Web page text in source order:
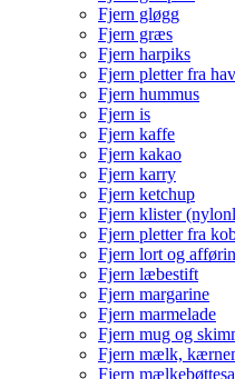
Fjern gløgg
Fjern græs
Fjern harpiks
Fjern pletter fra
Fjern hummus
Fjern is
Fjern kaffe
Fjern kakao
Fjern karry
Fjern ketchup
Fjern klister
Fjern pletter fra
Fjern lort og
Fjern læbestift
Fjern margarine
Fjern marmelade
Fjern mug og
Fjern mælk,
Fjern